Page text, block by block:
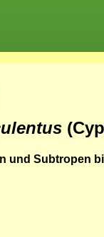
und Subtropen